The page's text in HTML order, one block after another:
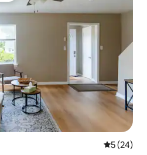
Note
5 (24)